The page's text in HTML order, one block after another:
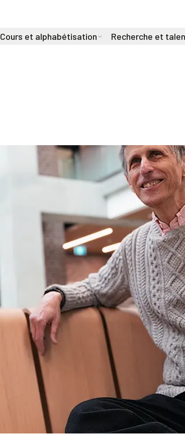
Cours et alphabétisation Recherche et